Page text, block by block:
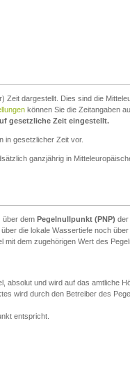
dargestellt. Dies sind die
können Sie die Zeitangaben
gesetzliche Zeit eingestellt.
in gesetzlicher Zeit vor.
ganzjährig in
über dem Pegelnullpunkt (PNP) der
die lokale Wassertiefe noch
dem zugehörigen Wert des
absolut und wird auf das amtliche
wird durch den Betreiber des
entspricht.